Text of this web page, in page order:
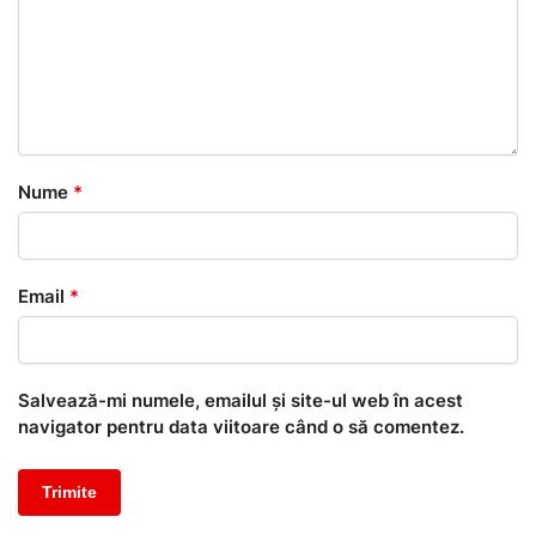
Nume *
Email *
Salvează-mi numele, emailul și site-ul web în acest
navigator pentru data viitoare când o să comentez.